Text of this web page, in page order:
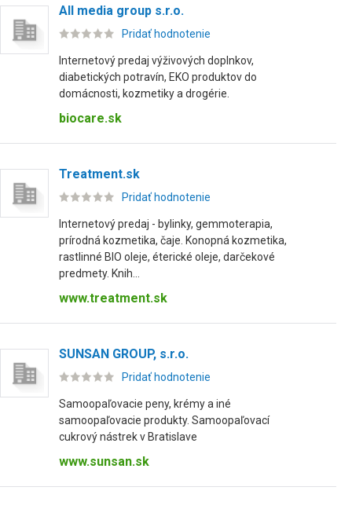
All media group s.r.o.
Pridať hodnotenie
Internetový predaj výživových doplnkov,
diabetických potravín, EKO produktov do
domácnosti, kozmetiky a drogérie.
biocare.sk
Treatment.sk
Pridať hodnotenie
Internetový predaj - bylinky, gemmoterapia,
prírodná kozmetika, čaje. Konopná kozmetika,
rastlinné BIO oleje, éterické oleje, darčekové
predmety. Knih...
www.treatment.sk
SUNSAN GROUP, s.r.o.
Pridať hodnotenie
Samoopaľovacie peny, krémy a iné
samoopaľovacie produkty. Samoopaľovací
cukrový nástrek v Bratislave
www.sunsan.sk